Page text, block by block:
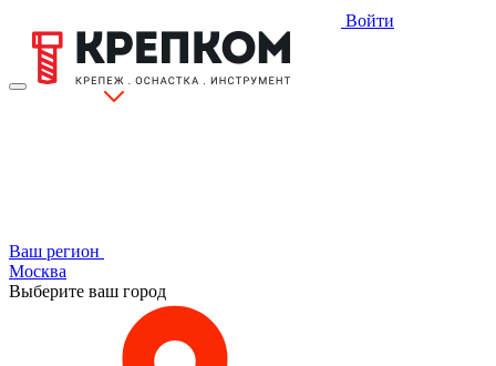
Войти
Ваш регион
Москва
Выберите ваш город